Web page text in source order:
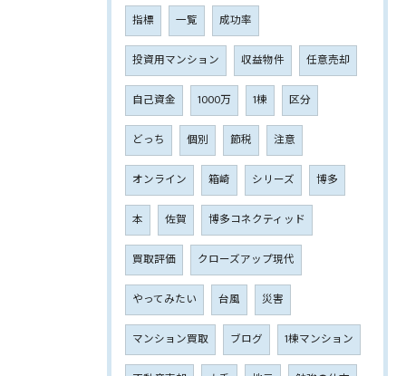
指標 一覧 成功率
投資用マンション 収益物件 任意売却
自己資金 1000万 1棟 区分
どっち 個別 節税 注意
オンライン 箱崎 シリーズ 博多
本 佐賀 博多コネクティッド
買取評価 クローズアップ現代
やってみたい 台風 災害
マンション買取 ブログ 1棟マンション